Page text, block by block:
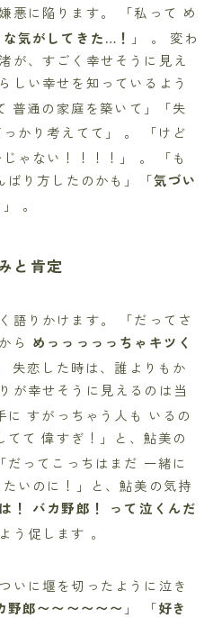
悪に陥ります。 「私って め
気がしてきた…！ 」 。 変わ
が、すごく幸せそうに見え
しい幸せを知っているよう
普通の家庭を築いて」「失
かり考えてて」 。 「けど
ゃない！！！！」 。 「も
ばり方したのかも」「気づい
」 。
と肯定
語りかけます。 「だってさ
ら めっっっっっちゃキツく
失恋した時は、誰よりもか
が幸せそうに見えるのは当
に すがっちゃう人も いるの
て 偉すぎ！」と、鮎美の
だってこっちはまだ 一緒に
いのに！」と、鮎美の気持
！ バカ野郎！ って泣くんだ
う促します 。
いに堰を切ったように泣き
野郎〜〜〜〜〜〜 」 「好き